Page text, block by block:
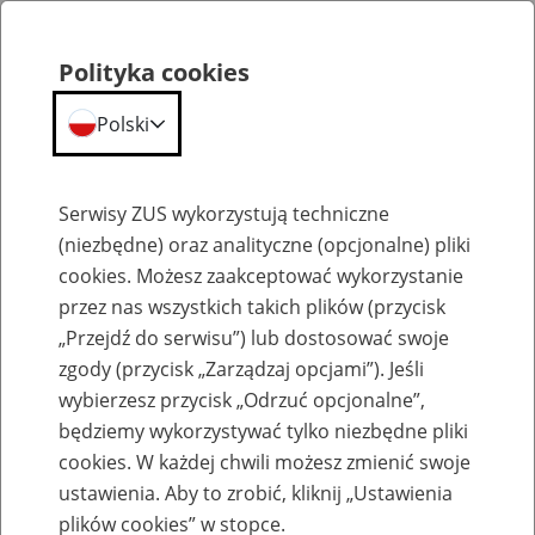
Emerytury
Baza zlikwidowanych lub
przekształconych zakładów pracy
Polityka cookies
Polski
Serwisy ZUS wykorzystują techniczne
(niezbędne) oraz analityczne (opcjonalne) pliki
cookies. Możesz zaakceptować wykorzystanie
przez nas wszystkich takich plików (przycisk
„Przejdź do serwisu”) lub dostosować swoje
zgody (przycisk „Zarządzaj opcjami”). Jeśli
wybierzesz przycisk „Odrzuć opcjonalne”,
będziemy wykorzystywać tylko niezbędne pliki
cookies. W każdej chwili możesz zmienić swoje
ustawienia. Aby to zrobić, kliknij „Ustawienia
plików cookies” w stopce.